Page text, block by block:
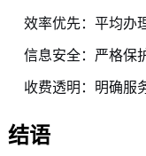
效率优先：平均办
信息安全：严格保
收费透明：明确服
结语